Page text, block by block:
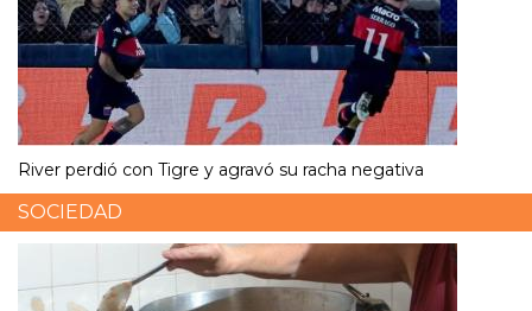
River perdió con Tigre y agravó su racha negativa
SOCIEDAD